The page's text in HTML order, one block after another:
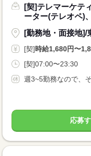
[契]テレマーケテ
ーター(テレオペ)
[勤務地・面接地]/
[契]時給1,680円〜
[契]07:00〜23:30
週3~5勤務なので、
応募